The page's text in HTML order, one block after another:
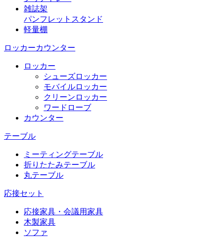
雑誌架
パンフレットスタンド
軽量棚
ロッカーカウンター
ロッカー
シューズロッカー
モバイルロッカー
クリーンロッカー
ワードローブ
カウンター
テーブル
ミーティングテーブル
折りたたみテーブル
丸テーブル
応接セット
応接家具・会議用家具
木製家具
ソファ